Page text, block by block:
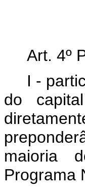
Art. 4º
I -
do
maioria
Programa